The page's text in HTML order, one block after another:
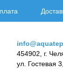
454902, г.
ул. Гостевая